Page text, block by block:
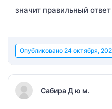
значит правильный
Опубликовано 24 октября,
Сабира Д ю м.